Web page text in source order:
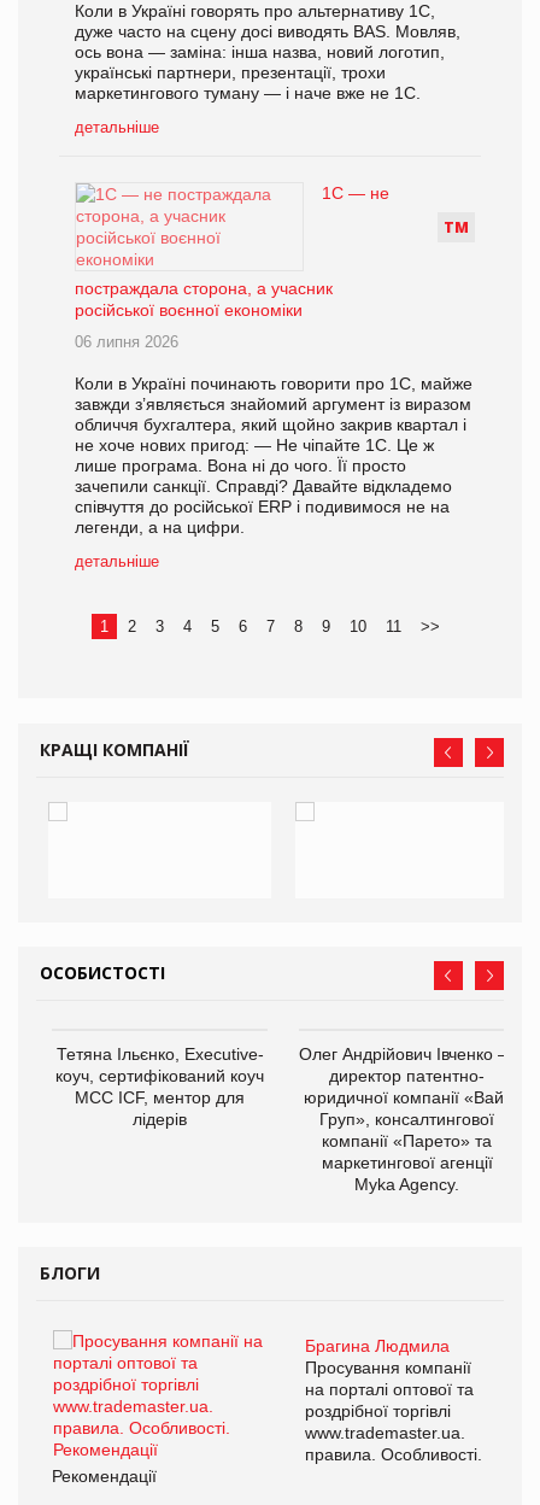
Коли в Україні говорять про альтернативу 1С,
дуже часто на сцену досі виводять BAS. Мовляв,
ось вона — заміна: інша назва, новий логотип,
українські партнери, презентації, трохи
маркетингового туману — і наче вже не 1С.
детальніше
ТМ
1С — не
постраждала сторона, а учасник
російської воєнної економіки
06 липня 2026
Коли в Україні починають говорити про 1С, майже
завжди з’являється знайомий аргумент із виразом
обличчя бухгалтера, який щойно закрив квартал і
не хоче нових пригод: — Не чіпайте 1С. Це ж
лише програма. Вона ні до чого. Її просто
зачепили санкції. Справді? Давайте відкладемо
співчуття до російської ERP і подивимося не на
легенди, а на цифри.
детальніше
1 2 3 4 5 6 7 8 9 10 11 >>
КРАЩІ КОМПАНІЇ
ОСОБИСТОСТІ
Тетяна Ільєнко, Executive-
коуч, сертифікований коуч
МСС ICF, ментор для
лідерів
Олег Андрійович Івченко —
директор патентно-
юридичної компанії «Вайз
Груп», консалтингової
компанії «Парето» та
маркетингової агенції
Myka Agency.
БЛОГИ
Брагина Людмила
Просування компанії
на порталі оптової та
роздрібної торгівлі
www.trademaster.ua.
правила. Особливості.
Рекомендації